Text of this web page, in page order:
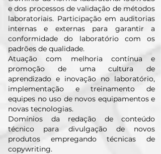
e dos processos de validação de métodos
laboratoriais. Participação em auditorias
internas e externas para garantir a
conformidade do laboratório com os
padrões de qualidade.
Atuação com melhoria contínua e
promoção de uma cultura de
aprendizado e inovação no laboratório,
implementação e treinamento de
equipes no uso de novos equipamentos e
novas tecnologias.
Domínios da redação de conteúdo
técnico para divulgação de novos
produtos empregando técnicas de
copywriting.